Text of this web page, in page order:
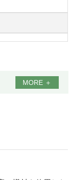
MORE ＋